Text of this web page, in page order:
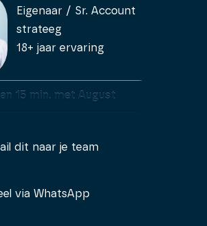
Eigenaar / Sr. Account
strateeg
18+ jaar ervaring
15 min. met August
dit naar je team
via WhatsApp